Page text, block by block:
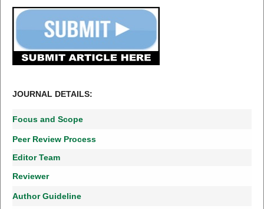
JOURNAL DETAILS:
Focus and Scope
Peer Review Process
Editor Team
Reviewer
Author Guideline